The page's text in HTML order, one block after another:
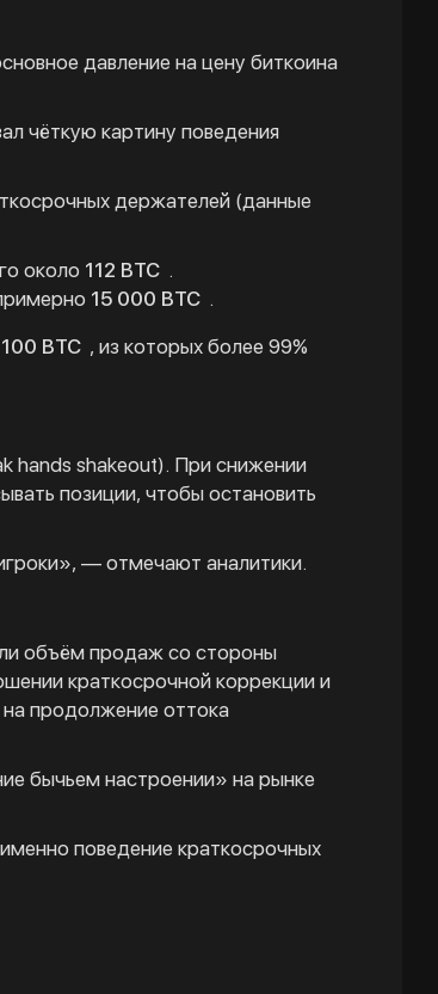
давление на цену биткоина
чёткую картину поведения
держателей (данные
около 112 BTC .
15 000 BTC .
BTC , из которых более 99%
hands shakeout). При снижении
позиции, чтобы остановить
— отмечают аналитики.
объём продаж со стороны
краткосрочной коррекции и
продолжение оттока
бычьем настроении» на рынке
поведение краткосрочных